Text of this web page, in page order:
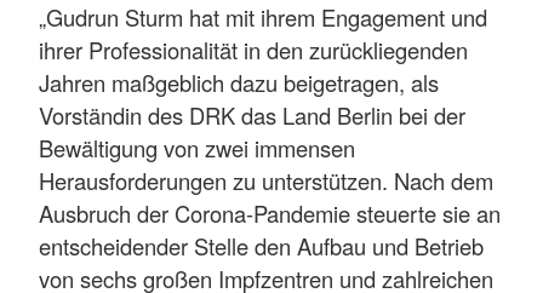
„Gudrun Sturm hat mit ihrem Engagement und
ihrer Professionalität in den zurückliegenden
Jahren maßgeblich dazu beigetragen, als
Vorständin des DRK das Land Berlin bei der
Bewältigung von zwei immensen
Herausforderungen zu unterstützen. Nach dem
Ausbruch der Corona-Pandemie steuerte sie an
entscheidender Stelle den Aufbau und Betrieb
von sechs großen Impfzentren und zahlreichen